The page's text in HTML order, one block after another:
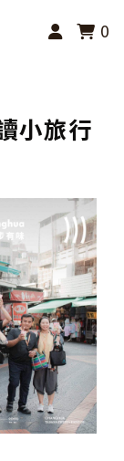
0
小旅行